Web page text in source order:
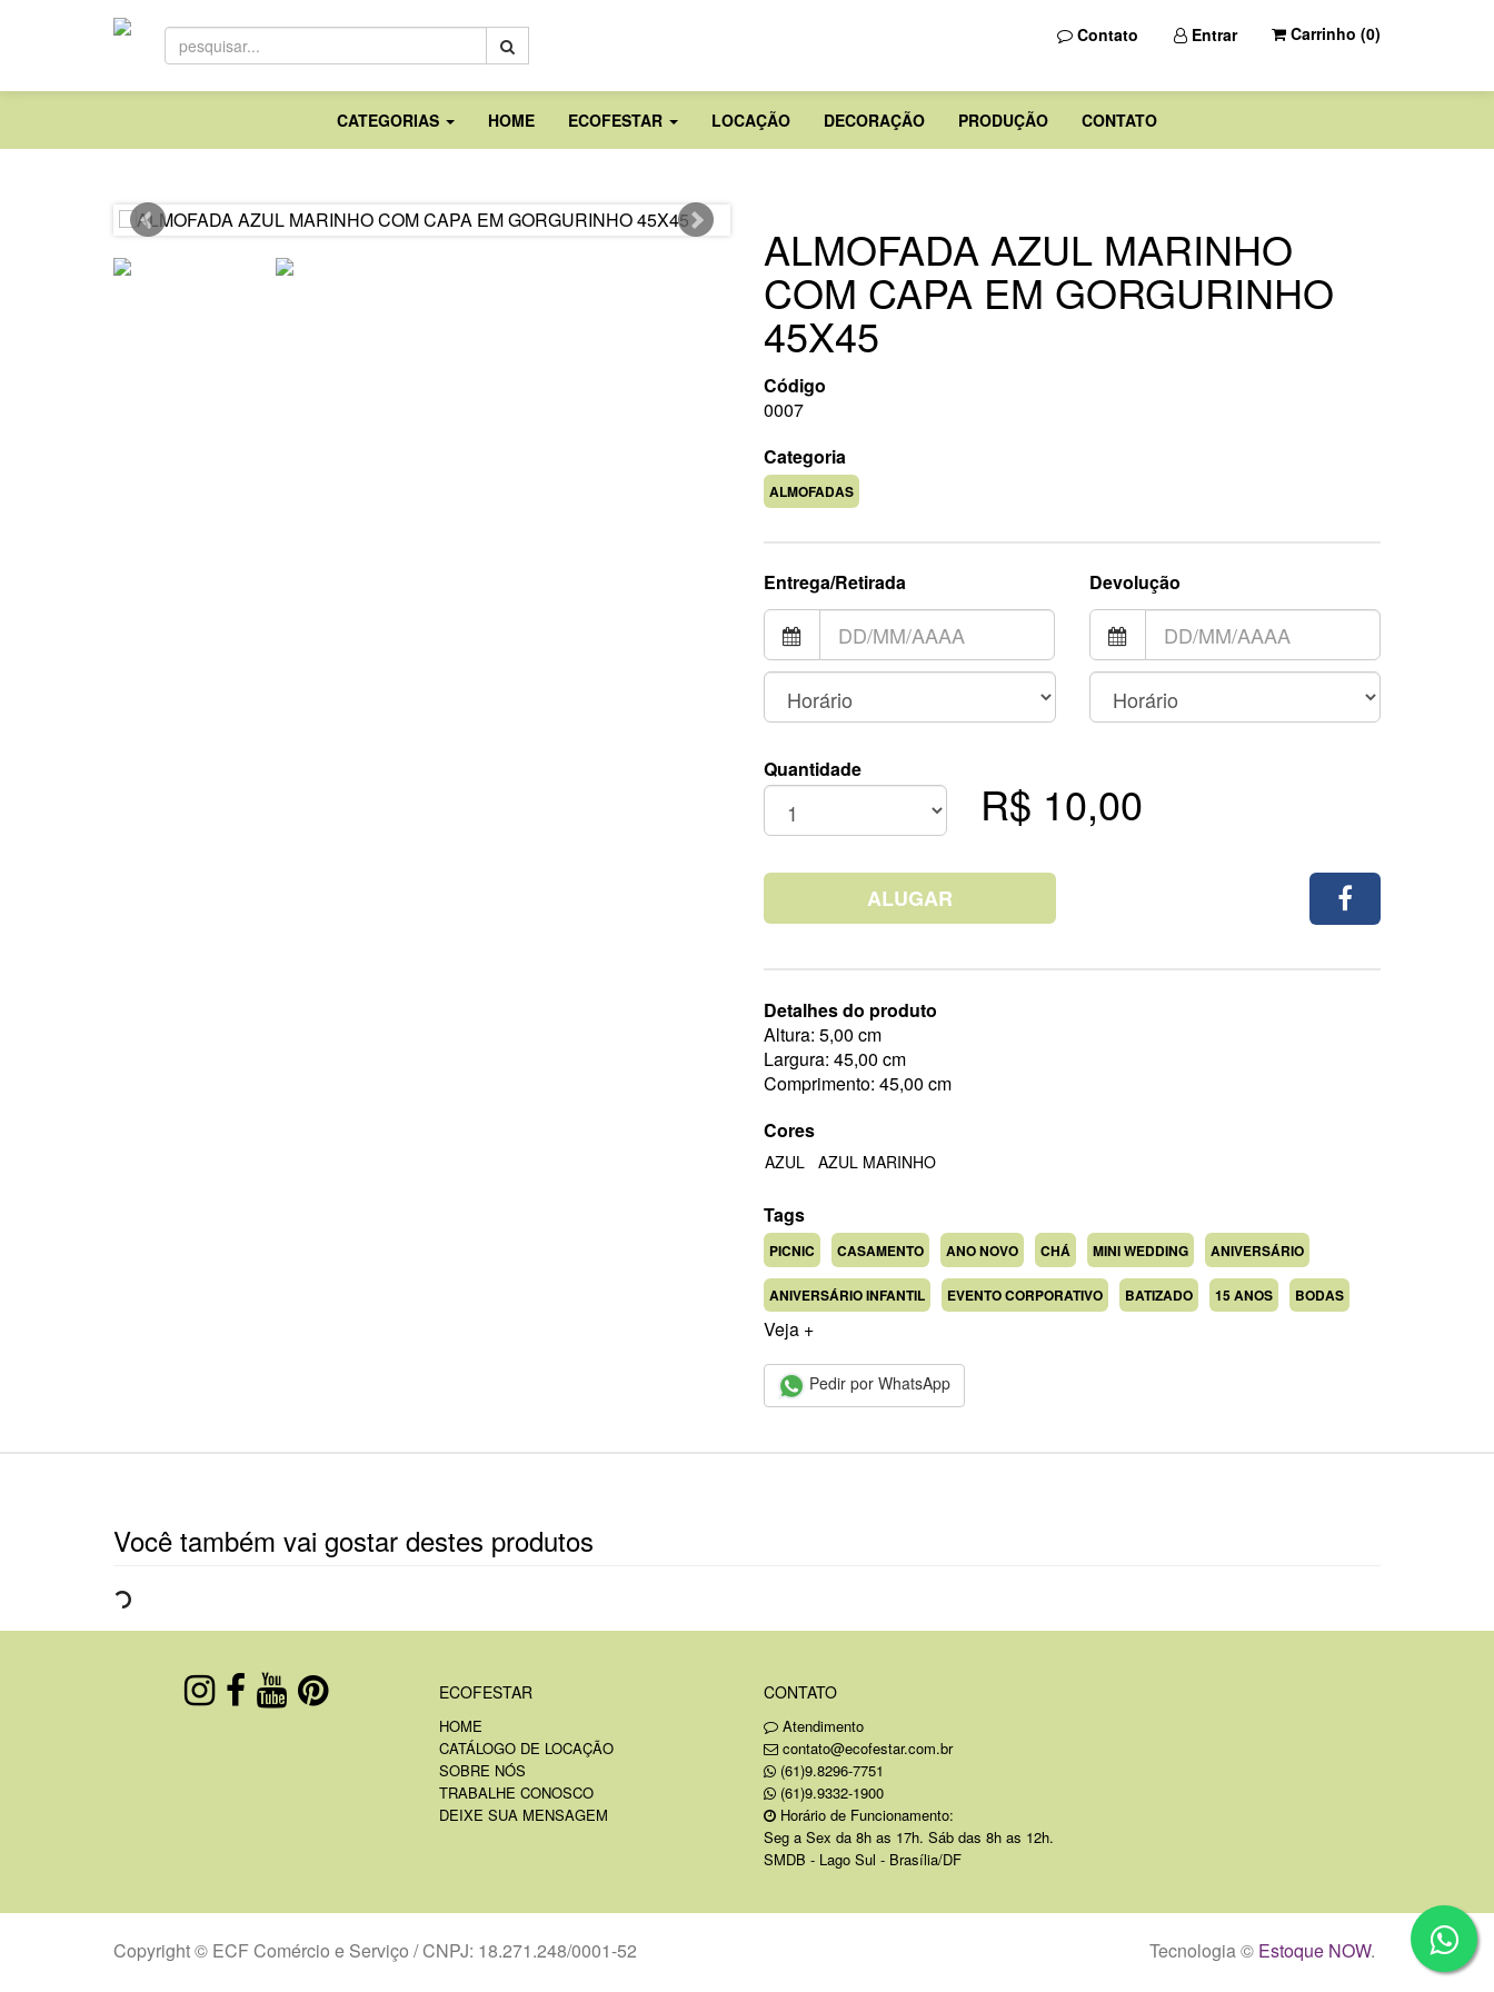
Contato Entrar Carrinho (0)
CATEGORIAS HOME ECOFESTAR LOCAÇÃO DECORAÇÃO PRODUÇÃO CONTATO
ALMOFADA AZUL MARINHO
COM CAPA EM GORGURINHO
45X45
Código
0007
Categoria
ALMOFADAS
Entrega/Retirada Devolução
Quantidade
R$ 10,00
ALUGAR
Detalhes do produto
Altura: 5,00 cm
Largura: 45,00 cm
Comprimento: 45,00 cm
Cores
AZUL AZUL MARINHO
Tags
PICNIC CASAMENTO ANO NOVO CHÁ MINI WEDDING ANIVERSÁRIO
ANIVERSÁRIO INFANTIL EVENTO CORPORATIVO BATIZADO 15 ANOS BODAS
Veja +
Pedir por WhatsApp
Você também vai gostar destes produtos
ECOFESTAR
HOME
CATÁLOGO DE LOCAÇÃO
SOBRE NÓS
TRABALHE CONOSCO
DEIXE SUA MENSAGEM
CONTATO
Atendimento
contato@ecofestar.com.br
(61)9.8296-7751
(61)9.9332-1900
Horário de Funcionamento:
Seg a Sex da 8h as 17h. Sáb das 8h as 12h.
SMDB - Lago Sul - Brasília/DF
Copyright © ECF Comércio e Serviço / CNPJ: 18.271.248/0001-52 Tecnologia © Estoque NOW.